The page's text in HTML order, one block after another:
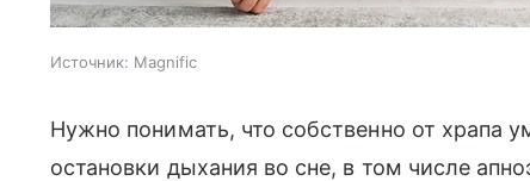
Источник: Magnific
Нужно понимать, что собственно от храпа
остановки дыхания во сне, в том числе